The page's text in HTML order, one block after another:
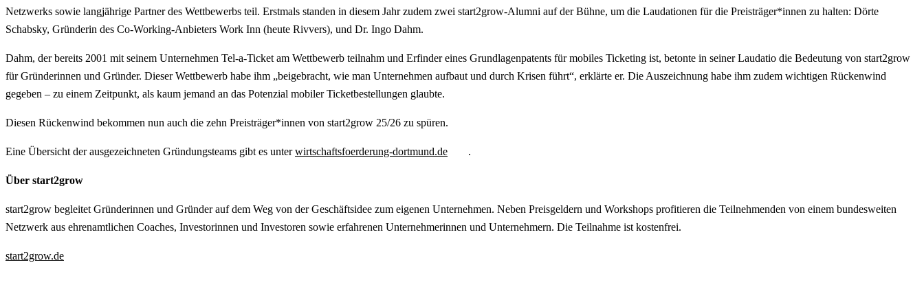
Netzwerks sowie langjährige Partner des Wettbewerbs teil. Erstmals standen in diesem Jahr zudem zwei start2grow-Alumni auf der Bühne, um die Laudationen für die Preisträger*innen zu halten: Dörte
Schabsky, Gründerin des Co-Working-Anbieters Work Inn (heute Rivvers), und Dr. Ingo Dahm.
Dahm, der bereits 2001 mit seinem Unternehmen Tel-a-Ticket am Wettbewerb teilnahm und Erfinder eines Grundlagenpatents für mobiles Ticketing ist, betonte in seiner Laudatio die Bedeutung von start2grow
für Gründerinnen und Gründer. Dieser Wettbewerb habe ihm „beigebracht, wie man Unternehmen aufbaut und durch Krisen führt“, erklärte er. Die Auszeichnung habe ihm zudem wichtigen Rückenwind
gegeben – zu einem Zeitpunkt, als kaum jemand an das Potenzial mobiler Ticketbestellungen glaubte.
Diesen Rückenwind bekommen nun auch die zehn Preisträger*innen von start2grow 25/26 zu spüren.
Eine Übersicht der ausgezeichneten Gründungsteams gibt es unterwirtschaftsfoerderung-dortmund.de .
Über start2grow
start2grow begleitet Gründerinnen und Gründer auf dem Weg von der Geschäftsidee zum eigenen Unternehmen. Neben Preisgeldern und Workshops profitieren die Teilnehmenden von einem bundesweiten
Netzwerk aus ehrenamtlichen Coaches, Investorinnen und Investoren sowie erfahrenen Unternehmerinnen und Unternehmern. Die Teilnahme ist kostenfrei.
start2grow.de